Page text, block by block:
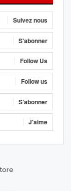
Suivez nous
S'abonner
Follow Us
Follow us
S'abonner
J'aime